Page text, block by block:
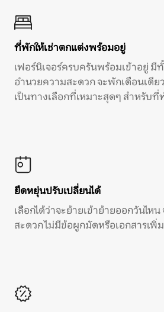
ที่พักให้เช่าตกแต่งพร้อมอยู่
เฟอร์นิเจอร์ครบครันพร้อมเข้าอยู่ มี
อำนวยความสะดวก จะพักเดือนเดีย
เป็นทางเลือกที่เหมาะสุดๆ สำหรับที่
ยืดหยุ่นปรับเปลี่ยนได้
เลือกได้ว่าจะย้ายเข้าย้ายออกวันไห
สะดวก ไม่มีข้อผูกมัดหรือเอกสารเพิ่